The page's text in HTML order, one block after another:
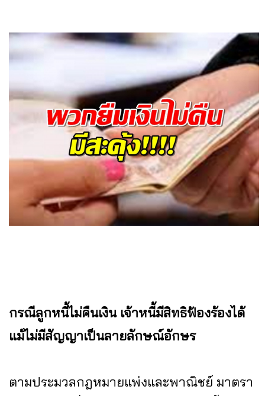
กรณีลูกหนี้ไม่คืนเงิน เจ้าหนี้มีสิทธิฟ้องร้องได้
แม้ไม่มีสัญญาเป็นลายลักษณ์อักษร
ตามประมวลกฎหมายแพ่งและพาณิชย์ มาตรา